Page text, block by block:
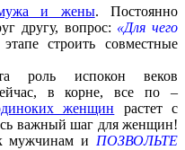
и жены. Постоянно
другу, вопрос: «Для чего
строить совместные
роль испокон веков
в корне, все по –
женщин растет с
важный шаг для женщин!
мужчинам и ПОЗВОЛЬТЕ